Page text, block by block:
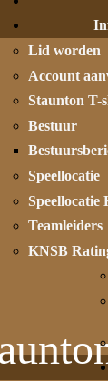
Lid worden
Account
Staunton T-
Bestuur
Speellocatie
Speellocatie
Teamleiders
KNSB